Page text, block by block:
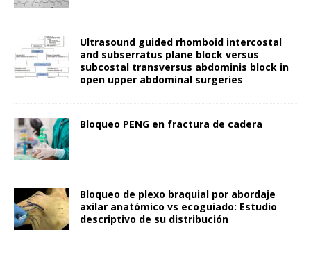
Ultrasound guided rhomboid intercostal
and subserratus plane block versus
subcostal transversus abdominis block in
open upper abdominal surgeries
Bloqueo PENG en fractura de cadera
Bloqueo de plexo braquial por abordaje
axilar anatómico vs ecoguiado: Estudio
descriptivo de su distribución